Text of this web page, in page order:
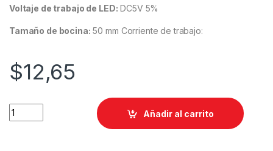
Voltaje de trabajo de LED: DC5V 5%
Tamaño de bocina: 50 mm Corriente de trabajo:
$12,65
Añadir al carrito